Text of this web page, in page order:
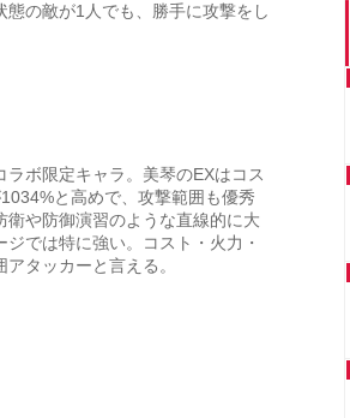
態の敵が1人でも、勝手に攻撃をし
ボ限定キャラ。美琴のEXはコス
と高めで、攻撃範囲も優秀
衛や防御演習のような直線的に大
では特に強い。コスト・火力・
タッカーと言える。